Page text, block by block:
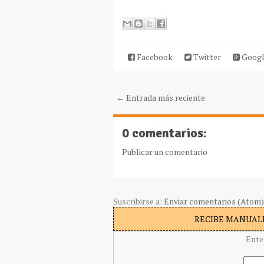
Facebook Twitter
← Entrada más reciente
0 comentarios:
Publicar un comentario
Suscribirse a: Enviar comentarios (Atom)
RECIBE